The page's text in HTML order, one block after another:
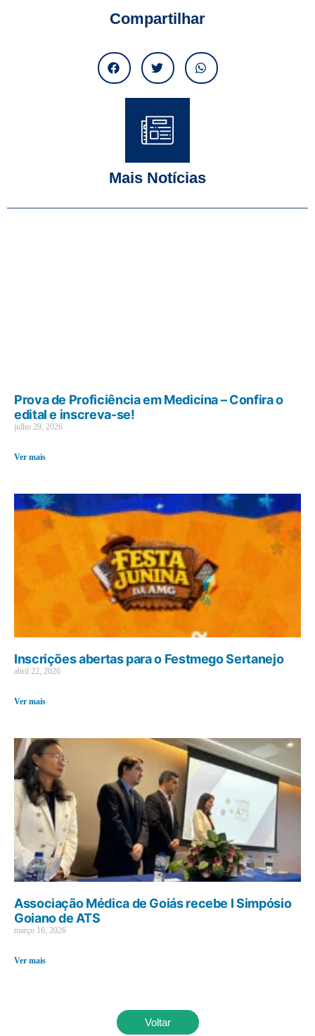
Compartilhar
Mais Notícias
Prova de Proficiência em Medicina – Confira o
edital e inscreva-se!
julho 29, 2026
Ver mais
Inscrições abertas para o Festmego Sertanejo
abril 22, 2026
Ver mais
Associação Médica de Goiás recebe I Simpósio
Goiano de ATS
março 16, 2026
Ver mais
Voltar